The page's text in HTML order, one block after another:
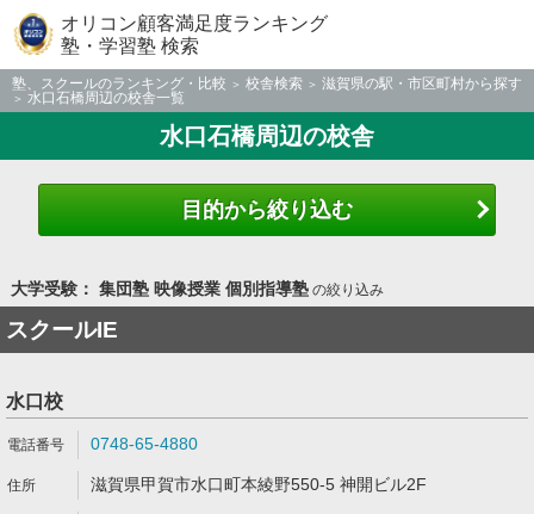
オリコン顧客満足度ランキング
塾・学習塾 検索
塾、スクールのランキング・比較 校舎検索
滋賀県の駅・市区町村から探す
水口石橋周辺の校舎一覧
水口石橋周辺の校舎
目的から絞り込む
大学受験： 集団塾 映像授業 個別指導塾の絞り込み
スクールIE
水口校
0748-65-4880
滋賀県甲賀市水口町本綾野550-5 神開ビル2F